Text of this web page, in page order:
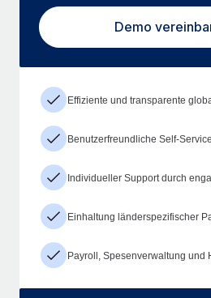
Demo
Effiziente und transparente
Benutzerfreundliche Self-
Individueller Support durch
Einhaltung länderspezifischer
Payroll, Spesenverwaltung und